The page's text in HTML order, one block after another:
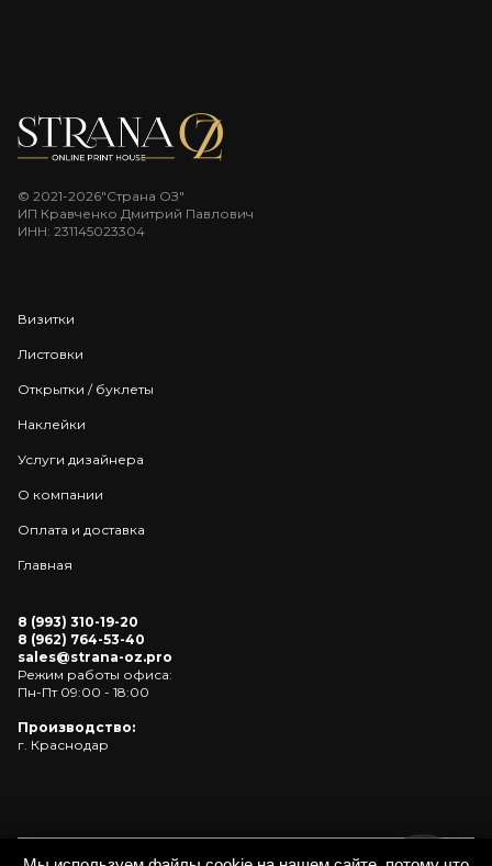
© 2021-2026"Страна ОЗ"
ИП Кравченко Дмитрий Павлович
ИНН: 231145023304
Визитки
Листовки
Открытки / буклеты
Наклейки
Услуги дизайнера
О компании
Оплата и доставка
Главная
8 (993) 310-19-20
8 (962) 764-53-40
sales@strana-oz.pro
Режим работы офиса:
Пн-Пт 09:00 - 18:00
Производство:
г. Краснодар